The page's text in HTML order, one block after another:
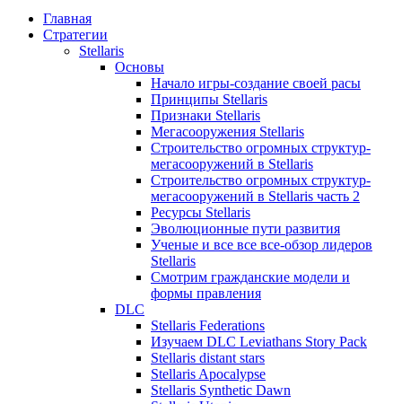
Главная
Стратегии
Stellaris
Основы
Начало игры-создание своей расы
Принципы Stellaris
Признаки Stellaris
Мегасооружения Stellaris
Строительство огромных структур-
мегасооружений в Stellaris
Строительство огромных структур-
мегасооружений в Stellaris часть 2
Ресурсы Stellaris
Эволюционные пути развития
Ученые и все все все-обзор лидеров
Stellaris
Смотрим гражданские модели и
формы правления
DLC
Stellaris Federations
Изучаем DLC Leviathans Story Pack
Stellaris distant stars
Stellaris Apocalypse
Stellaris Synthetic Dawn